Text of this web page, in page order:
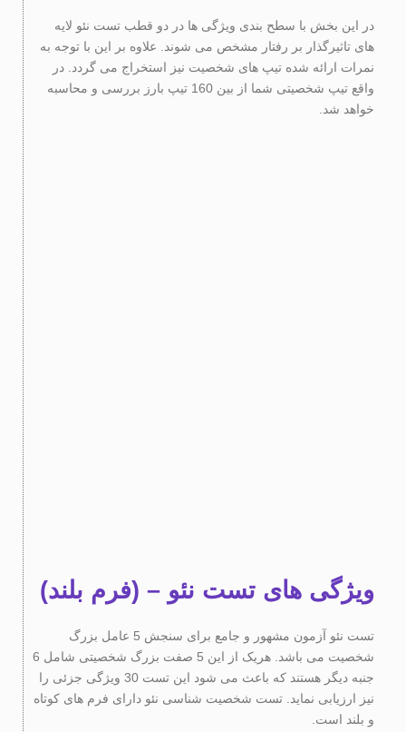
در این بخش با سطح بندی ویژگی ها در دو قطب تست نئو لایه
های تاثیرگذار بر رفتار مشخص می شوند. علاوه بر این با توجه به
نمرات ارائه شده تیپ های شخصیت نیز استخراج می گردد. در
واقع تیپ شخصیتی شما از بین 160 تیپ بارز بررسی و محاسبه
خواهد شد.
ویژگی های تست نئو – (فرم بلند)
تست نئو آزمون مشهور و جامع برای سنجش 5 عامل بزرگ
شخصیت می باشد. هریک از این 5 صفت بزرگ شخصیتی شامل 6
جنبه دیگر هستند که باعث می شود این تست 30 ویژگی جزئی را
نیز ارزیابی نماید. تست شخصیت شناسی نئو دارای فرم های کوتاه
و بلند است.